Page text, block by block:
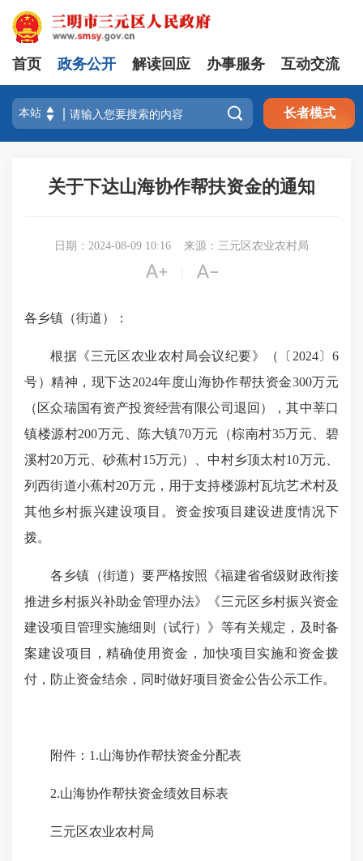
首页 政务公开 解读回应 办事服务 互动交流
 长者模式
关于下达山海协作帮扶资金的通知
日期：2024-08-09 10:16 来源：三元区农业农村局
 
各乡镇（街道）：
根据《三元区农业农村局会议纪要》（〔2024〕6
号）精神，现下达2024年度山海协作帮扶资金300万元
（区众瑞国有资产投资经营有限公司退回），其中莘口
镇楼源村200万元、陈大镇70万元（棕南村35万元、碧
溪村20万元、砂蕉村15万元）、中村乡顶太村10万元、
列西街道小蕉村20万元，用于支持楼源村瓦坑艺术村及
其他乡村振兴建设项目。资金按项目建设进度情况下
拨。
各乡镇（街道）要严格按照《福建省省级财政衔接
推进乡村振兴补助金管理办法》《三元区乡村振兴资金
建设项目管理实施细则（试行）》等有关规定，及时备
案建设项目，精确使用资金，加快项目实施和资金拨
付，防止资金结余，同时做好项目资金公告公示工作。
附件：1.山海协作帮扶资金分配表
2.山海协作帮扶资金绩效目标表
三元区农业农村局